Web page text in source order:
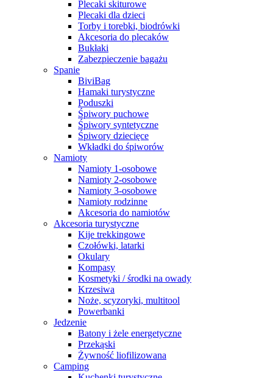
Plecaki skiturowe
Plecaki dla dzieci
Torby i torebki, biodrówki
Akcesoria do plecaków
Bukłaki
Zabezpieczenie bagażu
Spanie
BiviBag
Hamaki turystyczne
Poduszki
Śpiwory puchowe
Śpiwory syntetyczne
Śpiwory dziecięce
Wkładki do śpiworów
Namioty
Namioty 1-osobowe
Namioty 2-osobowe
Namioty 3-osobowe
Namioty rodzinne
Akcesoria do namiotów
Akcesoria turystyczne
Kije trekkingowe
Czołówki, latarki
Okulary
Kompasy
Kosmetyki / środki na owady
Krzesiwa
Noże, scyzoryki, multitool
Powerbanki
Jedzenie
Batony i żele energetyczne
Przekąski
Żywność liofilizowana
Camping